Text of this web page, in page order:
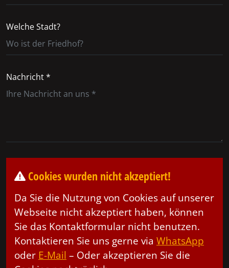
Welche Stadt?
Nachricht *
Cookies wurden nicht akzeptiert!
Da Sie die Nutzung von Cookies auf unserer
Webseite nicht akzeptiert haben, können
Sie das Kontaktformular nicht benutzen.
Kontaktieren Sie uns gerne via WhatsApp
oder E-Mail – Oder akzeptieren Sie die